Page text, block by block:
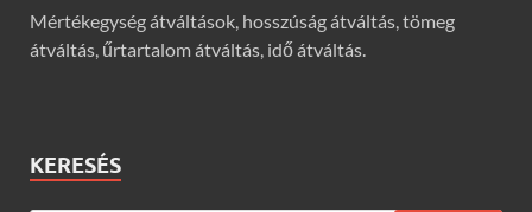
Mértékegység átváltások, hosszúság átváltás, tömeg
átváltás, űrtartalom átváltás, idő átváltás.
KERESÉS